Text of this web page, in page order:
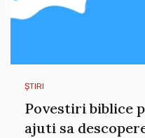
ȘTIRI
Povestiri biblice
ajuti sa